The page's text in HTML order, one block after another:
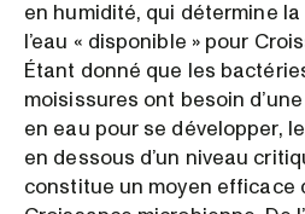
en humidité, qui détermine
l’eau « disponible » pour
Étant donné que les
moisissures ont besoin
en eau pour se développer,
en dessous d’un niveau
constitue un moyen efficace